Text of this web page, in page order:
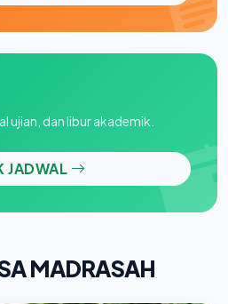
ujian, dan libur akademik.
JADWAL
MADRASAH